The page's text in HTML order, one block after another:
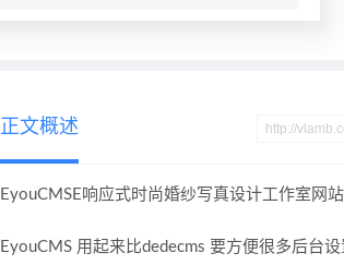
正文概述
EyouCMSE响应式时尚婚纱写真设计工作室网
EyouCMS 用起来比dedecms 要方便很多后台